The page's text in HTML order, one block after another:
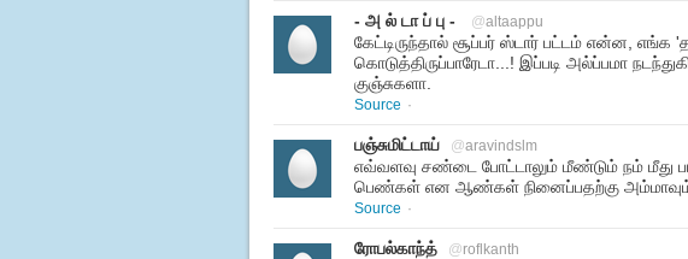
- அ ல் டா ப் பு - @altaappu
கேட்டிருந்தால் சூப்பர் ஸ்டார் பட்டம் என்ன, எங்க
கொடுத்திருப்பாரேடா...! இப்படி அல்ப்பமா
குஞ்சுகளா.
Source ·
பஞ்சுமிட்டாய் @aravindslm
எவ்வளவு சண்டை போட்டாலும் மீண்டும் நம் மீது
பெண்கள் என ஆண்கள் நினைப்பதற்கு
Source ·
ரோபல்காந்த் @roflkanth